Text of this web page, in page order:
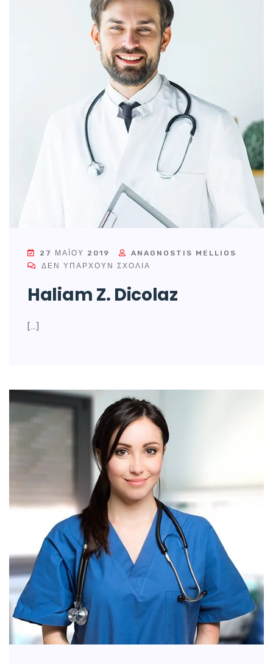
27 ΜΑΪ́ΟΥ 2019
ANAGNOSTIS MELLIOS
ΔΕΝ ΥΠΆΡΧΟΥΝ ΣΧΌΛΙΑ
Haliam Z. Dicolaz
[…]